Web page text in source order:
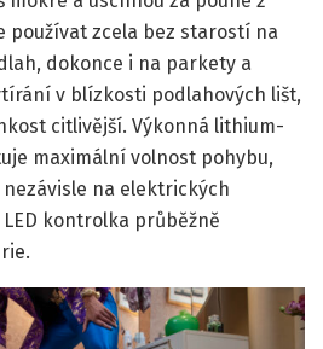
používat zcela bez starostí na
dokonce i na parkety a
v blízkosti podlahových lišt,
citlivější. Výkonná lithium-
maximální volnost pohybu,
na elektrických
kontrolka průběžně